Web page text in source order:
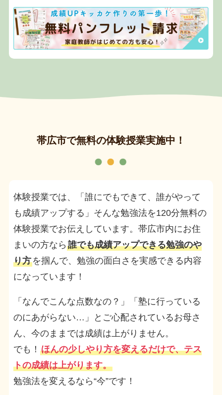
帯広市で無料の体験授業実施中！
体験授業では、「誰にでもできて、誰がやって
も成績アップする」そんな勉強法を120分無料の
体験授業でお伝えしています。帯広市内にお住
まいの方なら 誰でも成績アップできる勉強のや
り方を掴んで、勉強の面白さを実感できる内容
になっています！
「なんでこんな点数なの？」「塾に行っている
のにあがらない…」とご心配されているお母さ
ん、今のままでは成績は上がりません。
でも！ ほんの少しやり方を変えるだけで、テス
トの成績は上がります。
勉強法を変えるなら“今”です！